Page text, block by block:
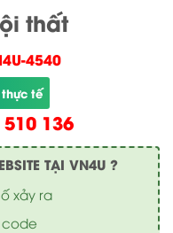
thất
4540
tế
136
TẠI VN4U ?
xảy ra
code